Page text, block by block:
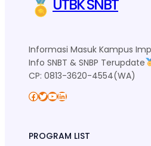
UTBK SNBT
Informasi Masuk Kampus
Info SNBT & SNBP Terupdate
CP: 0813-3620-4554(WA)
Facebook Twitter YouTube LinkedIn
PROGRAM LIST